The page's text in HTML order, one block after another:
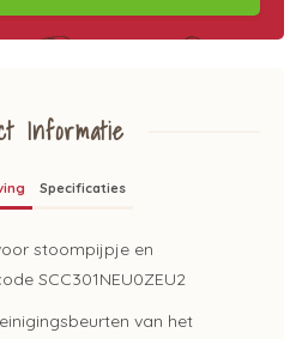
Informatie
Specificaties
stoompijpje en
SCC301NEU0ZEU2
van het